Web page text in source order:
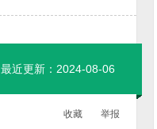
最近更新：2024-08-06
收藏 举报